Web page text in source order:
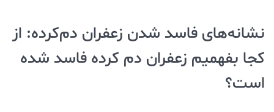
نشانه‌های فاسد شدن زعفران دم‌کرده: از
کجا بفهمیم زعفران دم کرده فاسد شده
است؟